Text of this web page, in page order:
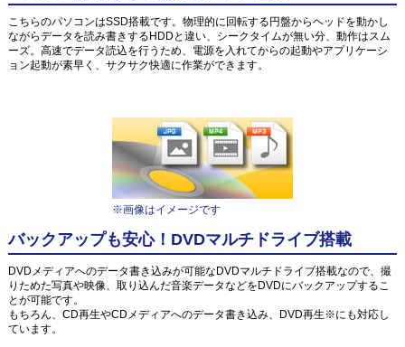
こちらのパソコンはSSD搭載です。物理的に回転する円盤からヘッドを動かし
ながらデータを読み書きするHDDと違い、シークタイムが無い分、動作はスム
ーズ。高速でデータ読込を行うため、電源を入れてからの起動やアプリケーシ
ョン起動が素早く、サクサク快適に作業ができます。
※画像はイメージです
バックアップも安心！DVDマルチドライブ搭載
DVDメディアへのデータ書き込みが可能なDVDマルチドライブ搭載なので、撮
りためた写真や映像、取り込んだ音楽データなどをDVDにバックアップするこ
とが可能です。
もちろん、CD再生やCDメディアへのデータ書き込み、DVD再生※にも対応し
ています。